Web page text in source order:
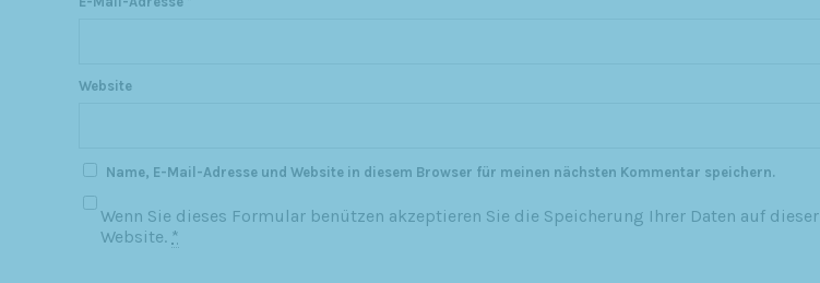
Website
Name, E-Mail-Adresse und Website in diesem Browser für meinen nächsten Kommentar speichern.
Wenn Sie dieses Formular benützen akzeptieren Sie die Speicherung Ihrer Daten auf dieser
Website. *